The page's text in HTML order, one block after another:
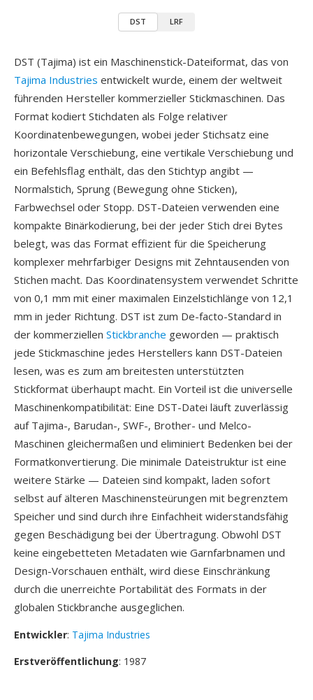
DST LRF
DST (Tajima) ist ein Maschinenstick-Dateiformat, das von
Tajima Industries entwickelt wurde, einem der weltweit
führenden Hersteller kommerzieller Stickmaschinen. Das
Format kodiert Stichdaten als Folge relativer
Koordinatenbewegungen, wobei jeder Stichsatz eine
horizontale Verschiebung, eine vertikale Verschiebung und
ein Befehlsflag enthält, das den Stichtyp angibt —
Normalstich, Sprung (Bewegung ohne Sticken),
Farbwechsel oder Stopp. DST-Dateien verwenden eine
kompakte Binärkodierung, bei der jeder Stich drei Bytes
belegt, was das Format effizient für die Speicherung
komplexer mehrfarbiger Designs mit Zehntausenden von
Stichen macht. Das Koordinatensystem verwendet Schritte
von 0,1 mm mit einer maximalen Einzelstichlänge von 12,1
mm in jeder Richtung. DST ist zum De-facto-Standard in
der kommerziellen Stickbranche geworden — praktisch
jede Stickmaschine jedes Herstellers kann DST-Dateien
lesen, was es zum am breitesten unterstützten
Stickformat überhaupt macht. Ein Vorteil ist die universelle
Maschinenkompatibilität: Eine DST-Datei läuft zuverlässig
auf Tajima-, Barudan-, SWF-, Brother- und Melco-
Maschinen gleichermaßen und eliminiert Bedenken bei der
Formatkonvertierung. Die minimale Dateistruktur ist eine
weitere Stärke — Dateien sind kompakt, laden sofort
selbst auf älteren Maschinensteürungen mit begrenztem
Speicher und sind durch ihre Einfachheit widerstandsfähig
gegen Beschädigung bei der Übertragung. Obwohl DST
keine eingebetteten Metadaten wie Garnfarbnamen und
Design-Vorschauen enthält, wird diese Einschränkung
durch die unerreichte Portabilität des Formats in der
globalen Stickbranche ausgeglichen.
Entwickler: Tajima Industries
Erstveröffentlichung: 1987